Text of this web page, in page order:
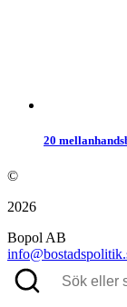
20
©
2026
Bopol AB